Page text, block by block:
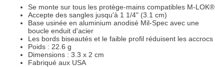
Se monte sur tous les protège-mains compatibles M-LOK®
Accepte des sangles jusqu'à 1 1/4" (3.1 cm)
Base usinée en aluminium anodisé Mil-Spec avec une
boucle enduit d'acier
Les bords biseautés et le faible profil réduisent les accrocs
Poids : 22.6 g
Dimensions : 3.3 x 2 cm
Fabriqué aux USA